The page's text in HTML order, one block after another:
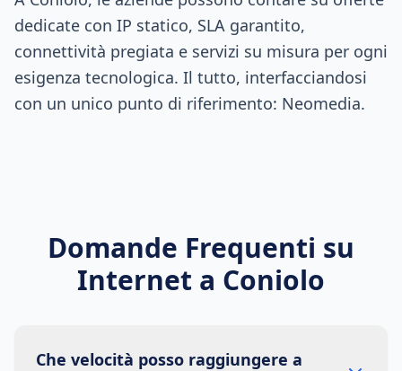
dedicate con IP statico, SLA garantito,
connettività pregiata e servizi su misura per ogni
esigenza tecnologica. Il tutto, interfacciandosi
con un unico punto di riferimento: Neomedia.
Domande Frequenti su
Internet a Coniolo
Che velocità posso raggiungere a